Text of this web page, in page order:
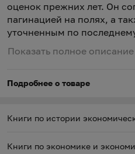
оценок прежних лет. Он
пагинацией на полях, а
уточненным по
Показать полное описание
Подробнее о товаре
Книги по истории
Книги по экономике и